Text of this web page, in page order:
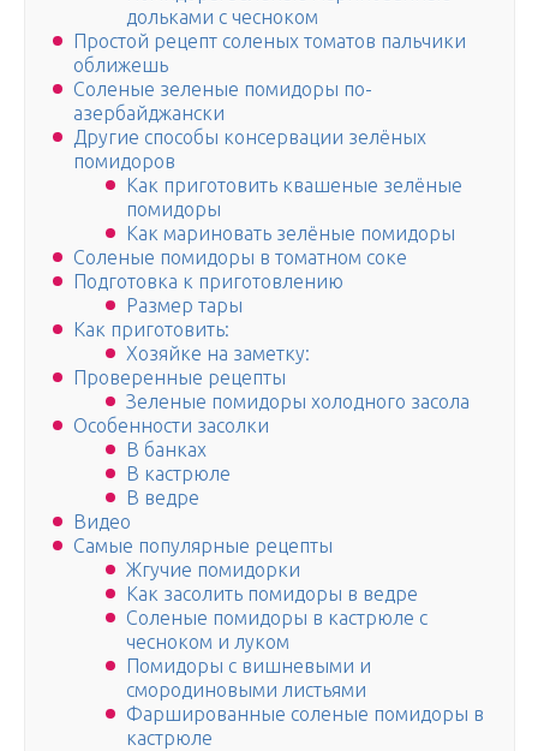
дольками с чесноком
Простой рецепт соленых томатов пальчики
оближешь
Соленые зеленые помидоры по-
азербайджански
Другие способы консервации зелёных
помидоров
Как приготовить квашеные зелёные
помидоры
Как мариновать зелёные помидоры
Соленые помидоры в томатном соке
Подготовка к приготовлению
Размер тары
Как приготовить:
Хозяйке на заметку:
Проверенные рецепты
Зеленые помидоры холодного засола
Особенности засолки
В банках
В кастрюле
В ведре
Видео
Самые популярные рецепты
Жгучие помидорки
Как засолить помидоры в ведре
Соленые помидоры в кастрюле с
чесноком и луком
Помидоры с вишневыми и
смородиновыми листьями
Фаршированные соленые помидоры в
кастрюле